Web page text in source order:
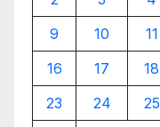
9
10 11
16
17 18
23
24 25